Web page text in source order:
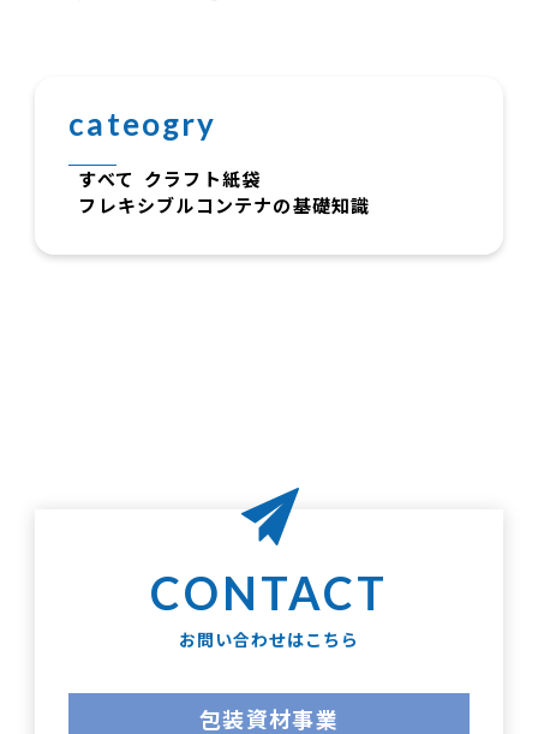
cateogry
すべて クラフト紙袋
フレキシブルコンテナの基礎知識
お問い合わせはこちら
包装資材事業